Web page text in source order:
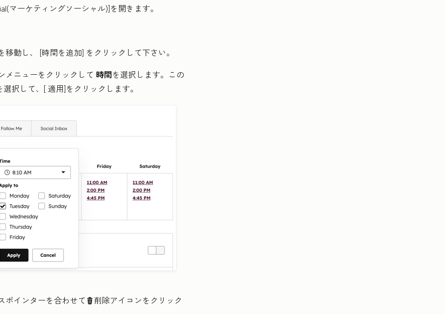
マーケティングソーシャル)]を開きます。
動し、 [時間を追加] をクリックして下さい。
メニューをクリックして 時間を選択します。この
選択して、[ 適用]をクリックします。
ポインターを合わせて delete削除アイコンをクリック